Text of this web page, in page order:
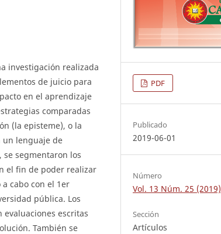
investigación realizada
de juicio para
en el aprendizaje
comparadas
(la episteme), o la
un lenguaje de
segmentaron los
el fin de poder realizar
cabo con el 1er
pública. Los
escritas
También se
PDF
Publicado
2019-06-01
Número
Vol. 13 Núm. 25 (2019)
Sección
Artículos